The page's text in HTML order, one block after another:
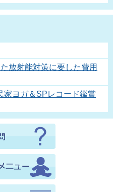
放射能対策に要した費用
家ヨガ＆SPレコード鑑賞